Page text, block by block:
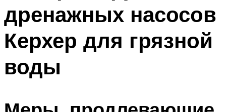
Меню
дренажных насосов
Керхер для грязной
воды